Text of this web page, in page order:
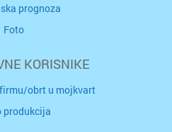
prognoza
Foto
KORISNIKE
obrt u mojkvart
produkcija